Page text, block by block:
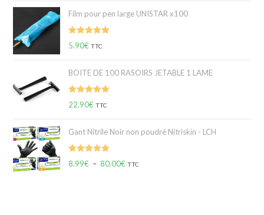
Film pour pen large UNISTAR x100
Note 5.00
5.90€ TTC
BOITE DE 100 RASOIRS JETABLE 1 LAME
Note5.00
22.90€ TTC
Gant Nitrile Noir non poudré Nitriskin - LCH
Note 5.00
8.99€ – 80.00€ TTC